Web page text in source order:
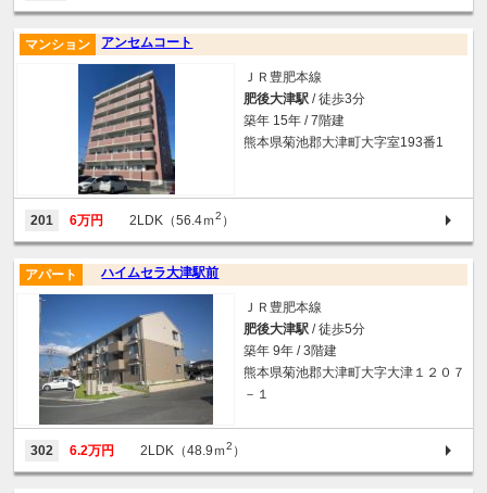
アンセムコート
マンション
ＪＲ豊肥本線
肥後大津駅 / 徒歩3分
築年 15年 / 7階建
熊本県菊池郡大津町大字室193番1
201 6万円 2LDK（56.4ｍ2 ）
ハイムセラ大津駅前
アパート
ＪＲ豊肥本線
肥後大津駅 / 徒歩5分
築年 9年 / 3階建
熊本県菊池郡大津町大字大津１２０７
－１
302 6.2万円 2LDK（48.9ｍ2 ）